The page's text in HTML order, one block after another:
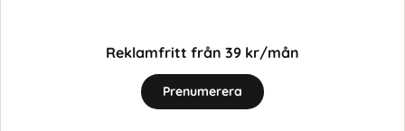
Reklamfritt från 39 kr/mån
Prenumerera